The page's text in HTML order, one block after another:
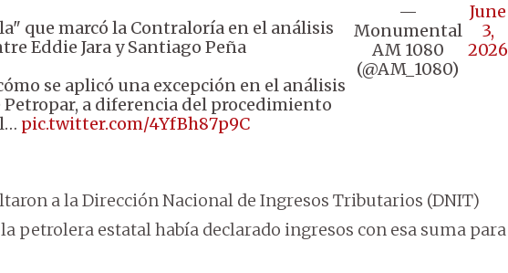
que marcó la Contraloría en el análisis
Eddie Jara y Santiago Peña
se aplicó una excepción en el análisis
a diferencia del procedimiento
pic.twitter.com/4YfBh87p9C
—
Monumental
AM 1080
(@AM_1080)
June
3,
2026
a la Dirección Nacional de Ingresos Tributarios (DNIT)
petrolera estatal había declarado ingresos con esa suma para